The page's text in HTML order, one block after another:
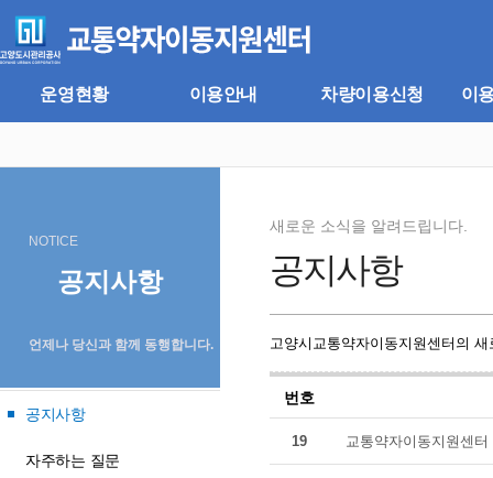
뉴
바
기
바
로
운영현황 이용안내 차량이용신청 이
공지사항
NOTICE
언제나 당신과 함께 동행합니다.
공지사항
자주하는 질문
공지사항
새로운 소식을 알려드립니다.
고양시교통약자이동지원센터의
번호
19 교통약자이동지원센